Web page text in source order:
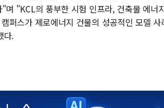
며 "KCL의 풍부한 시험 인프라, 건축물 에너
퍼스가 제로에너지 건물의 성공적인 모델 사
다.